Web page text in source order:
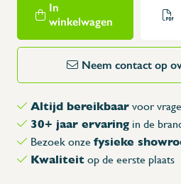
In
winkelwagen
Neem contact op
Altijd bereikbaar voor
30+ jaar ervaring in de
Bezoek onze fysieke
Kwaliteit op de eerste plaats